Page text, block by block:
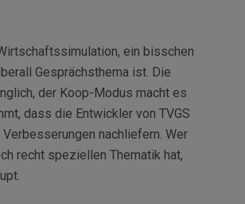
ein bisschen
Gesprächsthema ist. Die
der Koop-Modus macht es
dass die Entwickler von TVGS
nachliefern. Wer
recht speziellen Thematik hat,